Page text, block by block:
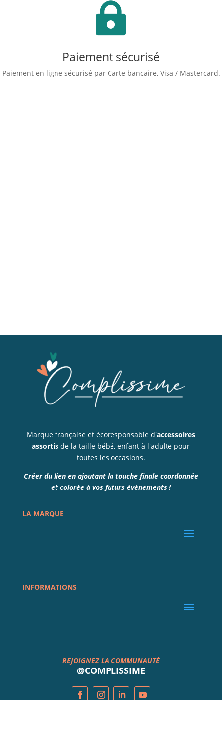

Paiement sécurisé
Paiement en ligne sécurisé par Carte bancaire, Visa / Mastercard.
Marque française et écoresponsable d'accessoires
assortis de la taille bébé, enfant à l'adulte pour
toutes les occasions.
Créer du lien en ajoutant la touche finale coordonnée
et colorée à vos futurs évènements !
LA MARQUE
INFORMATIONS
REJOIGNEZ LA COMMUNAUTÉ
@COMPLISSIME